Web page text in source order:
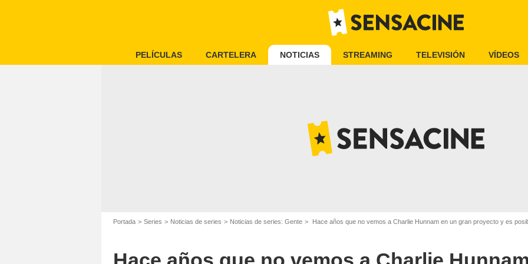
PELÍCULAS CARTELERA NOTICIAS STREAMING TELEVISIÓN VÍDEOS
Portada Series Noticias de series Noticias de series: Gente Hace años que no vemos a Charlie Hunnam en un gran proyecto y es